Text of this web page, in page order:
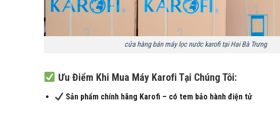
cửa hàng bán máy lọc nước karofi tại Hai Bà Trưng
Ưu Điểm Khi Mua Máy Karofi Tại Chúng Tôi:
Sản phẩm chính hãng Karofi – có tem bảo hành điện tử